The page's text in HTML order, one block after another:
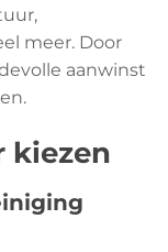
meer. Door
aanwinst
kiezen